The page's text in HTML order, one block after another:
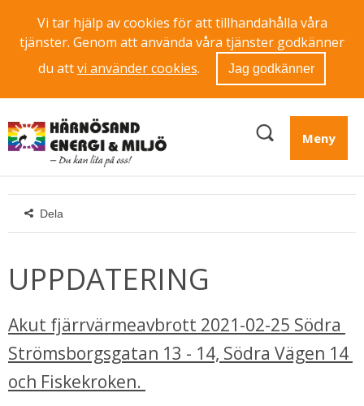
Vi tar hjälp av cookies för att tillhandahålla våra
tjänster. Genom att använda våra tjänster godkänner
du attvi använder cookies. Jag godkänner
Meny
Dela
UPPDATERING
Akut fjärrvärmeavbrott 2021-02-25 Södra
Strömsborgsgatan 13 - 14, Södra Vägen 14
och Fiskekroken.